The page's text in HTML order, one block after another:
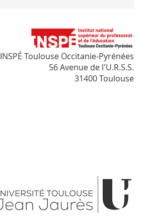
INSPÉ Toulouse Occitanie-Pyrénées
56 Avenue de l'U.R.S.S.
31400 Toulouse